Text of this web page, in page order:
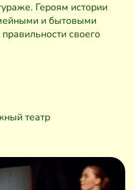
Героям истории
и бытовыми
своего
театр